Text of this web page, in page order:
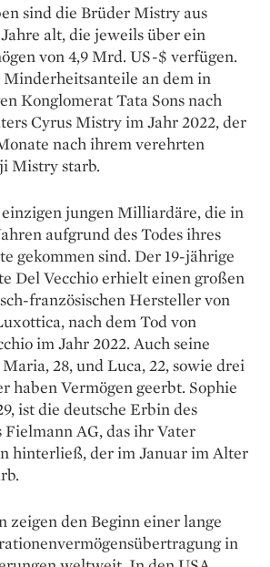
sind die Brüder Mistry aus
alt, die jeweils über ein
von 4,9 Mrd. US-$ verfügen.
an dem in
Konglomerat Tata Sons nach
Cyrus Mistry im Jahr 2022, der
nach ihrem verehrten
Mistry starb.
jungen Milliardäre, die in
aufgrund des Todes ihres
gekommen sind. Der 19-jährige
Del Vecchio erhielt einen großen
französischen Hersteller von
nach dem Tod von
im Jahr 2022. Auch seine
28, und Luca, 22, sowie drei
haben Vermögen geerbt. Sophie
ist die deutsche Erbin des
AG, das ihr Vater
hinterließ, der im Januar im Alter
zeigen den Beginn einer lange
in